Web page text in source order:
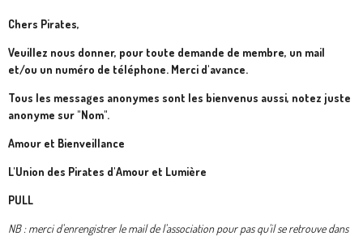
Chers Pirates,
Veuillez nous donner, pour toute demande de membre, un mail
et/ou un numéro de téléphone. Merci d'avance.
Tous les messages anonymes sont les bienvenus aussi, notez juste
anonyme sur "Nom".
Amour et Bienveillance
L'Union des Pirates d'Amour et Lumière
PULL
NB : merci d'enrengistrer le mail de l'association pour pas qu'il se retrouve dans